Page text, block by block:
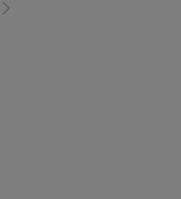
Suivant